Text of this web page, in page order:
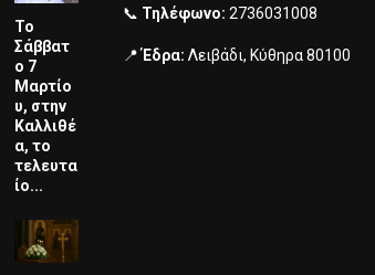
Το
Σάββατ
ο 7
Μαρτίο
υ, στην
Καλλιθέ
α, το
τελευτα
ίο...
📞 Τηλέφωνο: 2736031008
📍Έδρα: Λειβάδι, Κύθηρα 80100